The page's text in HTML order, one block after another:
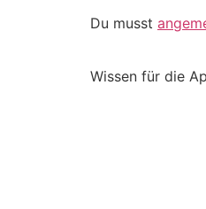
Du musst
Wissen für die